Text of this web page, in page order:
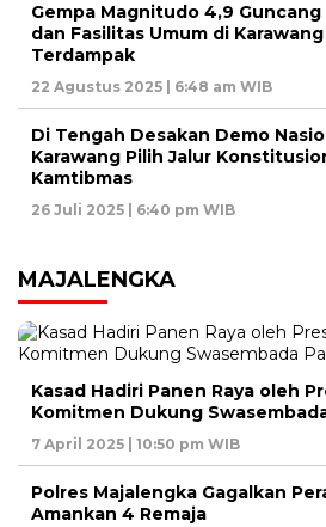
Gempa Magnitudo 4,9 Guncang
dan Fasilitas Umum di Karawang
Terdampak
22 Agustus 2025 | 6:48 am WIB
Di Tengah Desakan Demo
Karawang Pilih Jalur
Kamtibmas
26 Juli 2025 | 6:40 pm WIB
MAJALENGKA
Kasad Hadiri Panen Raya oleh
Komitmen Dukung
7 April 2025 | 10:50 pm WIB
Polres Majalengka Gagalkan
Amankan 4 Remaja